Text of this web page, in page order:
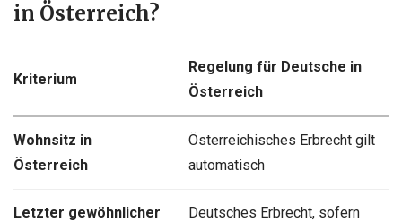
in Österreich?
Kriterium
Regelung für Deutsche in
Österreich
Wohnsitz in
Österreich
Österreichisches Erbrecht gilt
automatisch
Letzter gewöhnlicher
Deutsches Erbrecht, sofern